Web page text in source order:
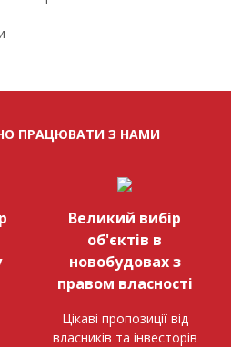
ПРАЦЮВАТИ З НАМИ
Великий вибір
об'єктів в
новобудовах з
правом власності
Цікаві пропозиції від
власників та інвесторів